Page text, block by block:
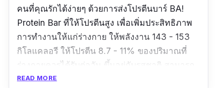
คนที่คุณรักได้ง่ายๆ ด้วยการส่งโปรตีนบาร์ BA!
Protein Bar ที่ให้โปรตีนสูง เพื่อเพิ่มประสิทธิภาพ
การทำงานให้แก่ร่างกาย ให้พลังงาน 143 - 153
กิโลแคลอรี ให้โปรตีน 8.7 - 11% ของปริมาณที่
ร่างกายควรได้รับต่อวัน ขึ้นอยู่กับรสชาติ สามารถ
กินได้ทุกที่ ทุกเวลา มีเบต้าอะลานิน ช่วยเพิ่ม
READ MORE